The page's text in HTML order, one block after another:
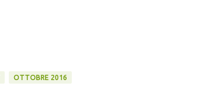
OTTOBRE 2016